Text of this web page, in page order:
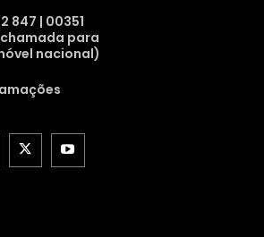
847 | 00351
para
nacional)